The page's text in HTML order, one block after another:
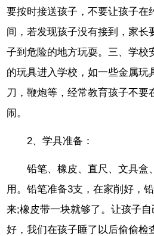
要按时接送孩子，不要让孩子在
间，若发现孩子没有接到，家长
子到危险的地方玩耍。三、学校
的玩具进入学校，如一些金属玩
刀，鞭炮等，经常教育孩子不要
闹。
2、学具准备：
铅笔、橡皮、直尺、文具盒
用。铅笔准备3支，在家削好，
来;橡皮带一块就够了。让孩子
好，我们在孩子睡了以后偷偷检